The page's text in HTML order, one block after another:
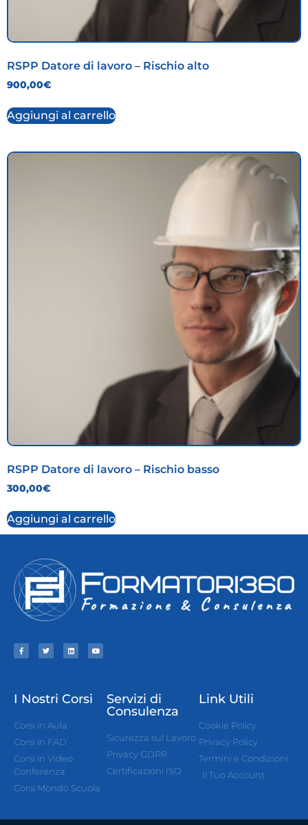
RSPP Datore di lavoro – Rischio alto
900,00€
Aggiungi al carrello
RSPP Datore di lavoro – Rischio basso
300,00€
Aggiungi al carrello
I Nostri Corsi
Corsi in Aula
Corsi in FAD
Corsi in Video
Conferenza
Corsi Mondo Scuola
Servizi di
Consulenza
Sicurezza sul Lavoro
Privacy GDPR
Certificazioni ISO
Link Utili
Cookie Policy
Privacy Policy
Termini e Condizioni
Il Tuo Account